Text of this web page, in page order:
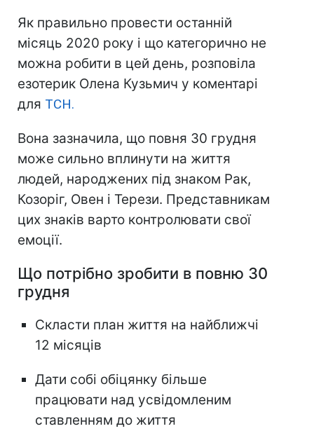
Як правильно провести останній
місяць 2020 року і що категорично не
можна робити в цей день, розповіла
езотерик Олена Кузьмич у коментарі
для ТСН.
Вона зазначила, що повня 30 грудня
може сильно вплинути на життя
людей, народжених під знаком Рак,
Козоріг, Овен і Терези. Представникам
цих знаків варто контролювати свої
емоції.
Що потрібно зробити в повню 30
грудня
Скласти план життя на найближчі
12 місяців
Дати собі обіцянку більше
працювати над усвідомленим
ставленням до життя